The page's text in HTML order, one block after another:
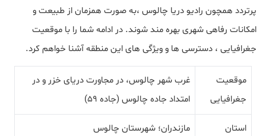
پرتردد همچون رادیو دریا چالوس ،به صورت همزمان از طبیعت و
امکانات رفاهی شهری بهره مند شوند. در ادامه شما را با موقعیت
جغرافیایی ، دسترسی ها و ویژگی های این منطقه آشنا خواهم کرد.
موقعیت
جغرافیایی
غرب شهر چالوس، در مجاورت دریای خزر و در
امتداد جاده چالوس (جاده 59)
استان مازندران؛ شهرستان چالوس